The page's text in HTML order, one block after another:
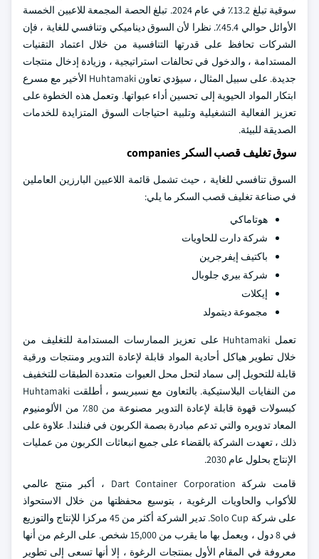
سوقية تبلغ 13.2٪ في عام 2024. تبلغ الحصة المجمعة للاعبين الخمسة
الأوائل حوالي 45.4٪.
نظرا لأن السوق ديناميكي وتنافسي للغاية ، فإن
الشركات تحافظ على قدرتها التنافسية من خلال اعتماد التقنيات
المستدامة ، والدخول في تحالفات استراتيجية ، وزيادة إدخال منتجات
جديدة. على سبيل المثال ، سيؤدي تعاون Huhtamaki الأخير مع مسرع
ابتكار المواد الحيوية إلى تحسين أداء عبواتها. وتعمل هذه الخطوة على
تعزيز الفعالية التشغيلية وتلبية احتياجات السوق المتزايدة للخدمات
الصديقة للبيئة.
سوق تغليف قصب السكر companies
السوق تنافسي للغاية ، حيث تشمل قائمة اللاعبين البارزين العاملين
في صناعة تغليف قصب السكر ما يلي:
هوتاماكي
شركة دارت للحاويات
باكتيف إيفرجرين
شركة بيري جلوبال
إيكلات
مجموعة ديتمولد
تعمل Huhtamaki على تعزيز الممارسات المستدامة للتغليف من
خلال تطوير هياكل أحادية المواد قابلة لإعادة التدوير ومنتجات ورقية
قابلة للتحويل إلى سماد لتحل محل العبوات متعددة الطبقات للتخفيف
من النفايات البلاستيكية. بالتعاون مع نسبريسو ، أطلقت Huhtamaki
كبسولات قهوة قابلة لإعادة التدوير مصنوعة من 80٪ من الألومنيوم
المعاد تدويره والتي تدعم مبادرة بصمة الكربون في فنلندا. علاوة على
ذلك ، تعهدت الشركة بالقضاء على جميع انبعاثات الكربون من عمليات
الإنتاج بحلول عام 2030.
قامت شركة Dart Container Corporation ، أكبر منتج عالمي
للأكواب والحاويات الرغوية ، بتوسيع محفظتها من خلال الاستحواذ
على شركة Solo Cup. تدير الشركة أكثر من 45 مركزا للإنتاج والتوزيع
في 8 دول ، ويعمل بها ما يقرب من 15,000 شخص. على الرغم من أنها
معروفة في المقام الأول بمنتجات الرغوة ، إلا أنها تسعى إلى تطوير